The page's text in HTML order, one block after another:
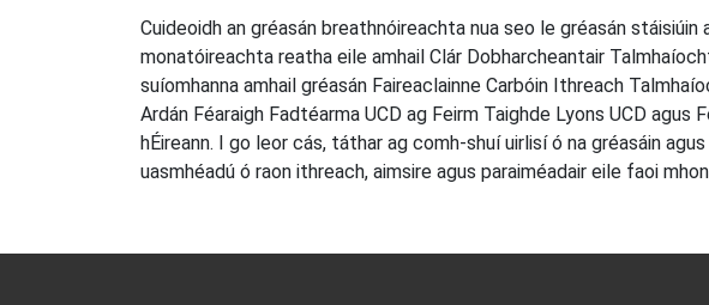
Cuideoidh an gréasán breathnóireachta nua seo le gréasán stáisiúin
monatóireachta reatha eile amhail Clár Dobharcheantair
suíomhanna amhail gréasán Faireaclainne Carbóin Ithreach
Ardán Féaraigh Fadtéarma UCD ag Feirm Taighde Lyons UCD
hÉireann. I go leor cás, táthar ag comh-shuí uirlisí ó na gréasáin
uasmhéadú ó raon ithreach, aimsire agus paraiméadair eile faoi